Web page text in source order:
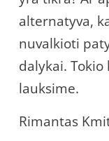
alternatyva,
nuvalkioti
dalykai.
lauksime.
Rimantas